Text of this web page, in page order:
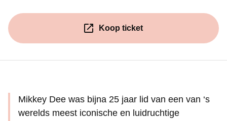
Koop ticket
(Opent in een nieuw venster)
Mikkey Dee was bijna 25 jaar lid van een van ‘s
werelds meest iconische en luidruchtige